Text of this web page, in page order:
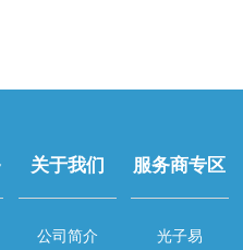
关于我们
公司简介
服务商专区
光子易